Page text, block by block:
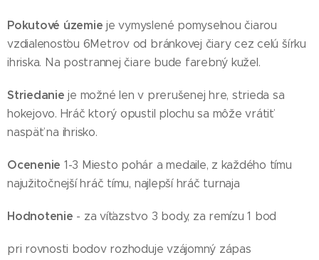
Pokutové územie je vymyslené pomyselnou čiarou
vzdialenosťou 6Metrov od bránkovej čiary cez celú šírku
ihriska. Na postrannej čiare bude farebný kužel.
Striedanieje možné len v prerušenej hre, strieda sa
hokejovo. Hráč ktorý opustil plochu sa môže vrátiť
naspäť na ihrisko.
Ocenenie 1-3 Miesto pohár a medaile, z každého tímu
najužitočnejší hráč tímu, najlepší hráč turnaja
Hodnotenie - za víťazstvo 3 body, za remízu 1 bod
pri rovnosti bodov rozhoduje vzájomný zápas